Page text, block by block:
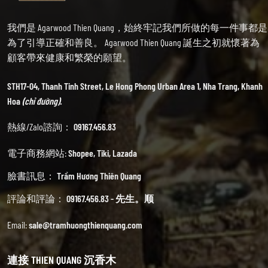
我們是 Agarwood Thien Quang，始終牢記我們所做的每一件事都是
為了引導正確和善良。 Agarwood Thien Quang 誕生之初就懷著為
顧客帶來健康和繁榮的願望。
STH17-04, Thanh Tinh Street, Le Hong Phong Urban Area 1, Nha Trang, Khanh
Hoa(chỉ đường).
熱線/Zalo諮詢： 09167.456.83
電子商務網站:Shopee,Tiki,Lazada
臉書訊息： Trầm Hương Thiên Quang
評論和評論： 09167.456.83 - 先生。顺
Email:sale@tramhuongthienquang.com
連接 THIEN QUANG 沉香木